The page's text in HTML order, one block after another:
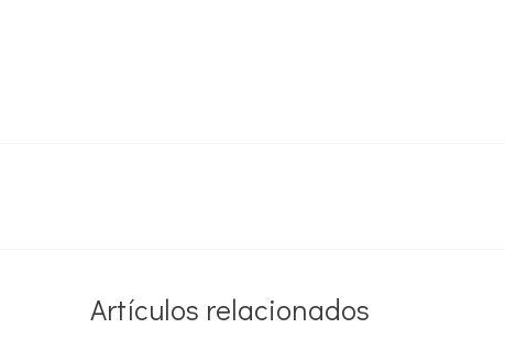
Artículos relacionados